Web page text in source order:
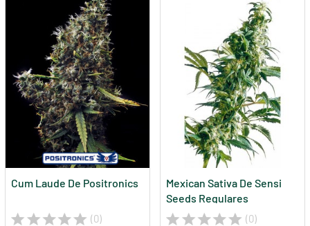
Cum Laude De Positronics
(0)
Mexican Sativa De Sensi
Seeds Regulares
(0)